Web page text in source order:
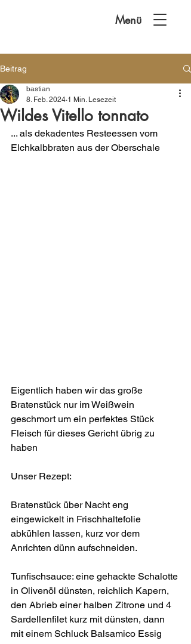
Menü
Beitrag
Wildes Vitello tonnato
bastian
8. Feb. 2024 1 Min. Lesezeit
... als dekadentes Resteessen vom
Elchkalbbraten aus der Oberschale
Eigentlich haben wir das große
Bratenstück nur im Weißwein
geschmort um ein perfektes Stück
Fleisch für dieses Gericht übrig zu
haben
Unser Rezept:
Bratenstück über Nacht eng
eingewickelt in Frischhaltefolie
abkühlen lassen, kurz vor dem
Anrichten dünn aufschneiden.
Tunfischsauce: eine gehackte Schalotte
in Olivenöl dünsten, reichlich Kapern,
den Abrieb einer halben Zitrone und 4
Sardellenfilet kurz mit dünsten, dann
mit einem Schluck Balsamico Essig